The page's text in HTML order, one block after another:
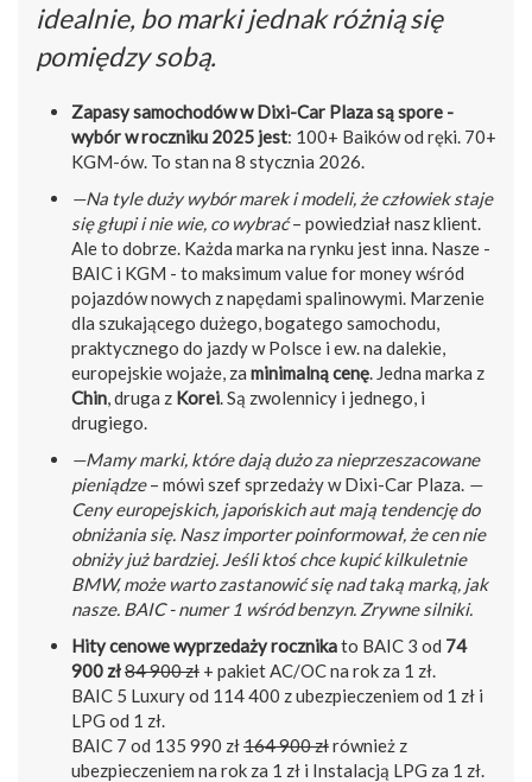
idealnie, bo marki jednak różnią się
pomiędzy sobą.
Zapasy samochodów w Dixi-Car Plaza są spore -
wybór w roczniku 2025 jest: 100+ Baików od ręki. 70+
KGM-ów. To stan na 8 stycznia 2026.
—Na tyle duży wybór marek i modeli, że człowiek staje
się głupi i nie wie, co wybrać– powiedział nasz klient.
Ale to dobrze. Każda marka na rynku jest inna. Nasze -
BAIC i KGM - to maksimum value for money wśród
pojazdów nowych z napędami spalinowymi. Marzenie
dla szukającego dużego, bogatego samochodu,
praktycznego do jazdy w Polsce i ew. na dalekie,
europejskie wojaże, za minimalną cenę. Jedna marka z
Chin, druga z Korei. Są zwolennicy i jednego, i
drugiego.
—Mamy marki, które dają dużo za nieprzeszacowane
pieniądze– mówi szef sprzedaży w Dixi-Car Plaza. —
Ceny europejskich, japońskich aut mają tendencję do
obniżania się. Nasz importer poinformował, że cen nie
obniży już bardziej. Jeśli ktoś chce kupić kilkuletnie
BMW, może warto zastanowić się nad taką marką, jak
nasze. BAIC - numer 1 wśród benzyn. Zrywne silniki.
Hity cenowe wyprzedaży rocznikato BAIC 3 od 74
900 zł84 900 zł + pakiet AC/OC na rok za 1 zł.
BAIC 5 Luxury od 114 400 z ubezpieczeniem od 1 zł i
LPG od 1 zł.
BAIC 7 od 135 990 zł164 900 złrównież z
ubezpieczeniem na rok za 1 zł i Instalacją LPG za 1 zł.